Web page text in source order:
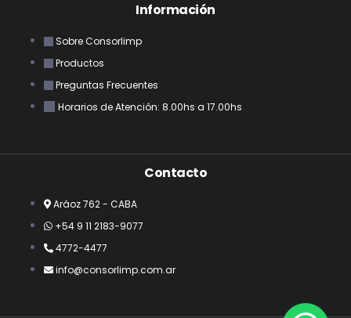
Información
Sobre Consorlimp
Productos
Preguntas Frecuentes
Horarios de Atención: 8.00hs a 17.00hs
Contacto
Aráoz 762 - CABA
+54 9 11 2183-9077
4772-4477
info@consorlimp.com.ar